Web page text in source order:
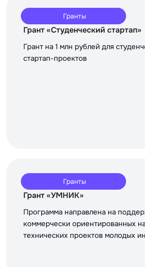
Гранты
Грант «Студенческий стартап»
Грант на 1 млн рублей для
стартап-проектов
Гранты
Грант «УМНИК»
Программа направлена на
коммерчески ориентированных
технических проектов молодых